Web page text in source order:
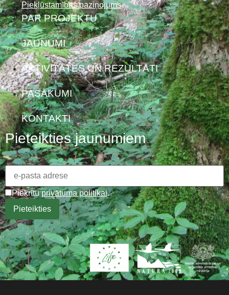
Piekļūstamības paziņojums
PAR PROJEKTU
JAUNUMI
AKTIVITĀTES UN REZULTĀTI
PASĀKUMI
KONTAKTI
Pieteikties jaunumiem
Piekrītuprivātuma politikai.